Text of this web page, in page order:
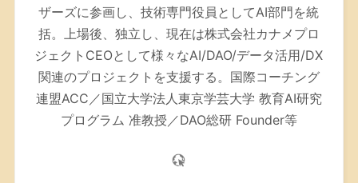
ザーズに参画し、技術専門役員としてAI部門を統
括。上場後、独立し、現在は株式会社カナメプロ
ジェクトCEOとして様々なAI/DAO/データ活用/DX
関連のプロジェクトを支援する。 国際コーチング
連盟ACC／国立大学法人東京学芸大学 教育AI研究
プログラム 准教授／DAO総研 Founder等